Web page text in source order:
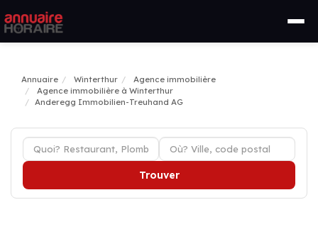
Annuaire Winterthur
Agence immobilière
Agence immobilière à Winterthur
Anderegg Immobilien-Treuhand AG
Trouver